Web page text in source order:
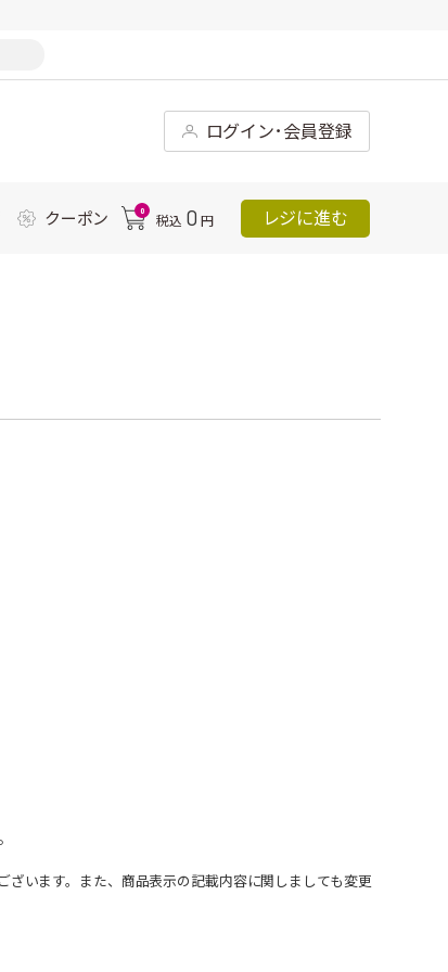
ログイン･会員登録
クーポン 0
税込 0 円 レジに進む
います。また、商品表示の記載内容に関しましても変更